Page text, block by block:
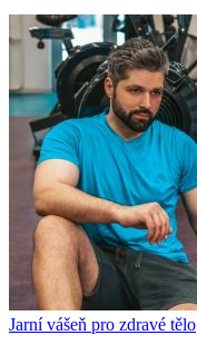
Jarní vášeň pro zdravé tělo